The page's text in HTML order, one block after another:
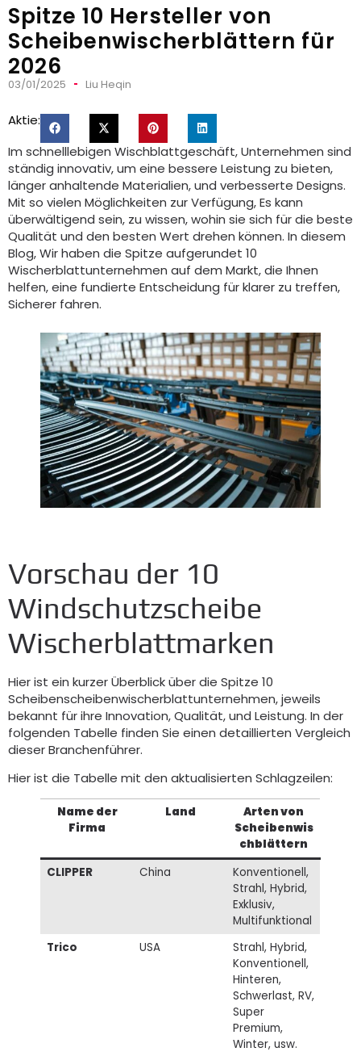
Spitze 10 Hersteller von
Scheibenwischerblättern für
2026
03/01/2025 Liu Heqin
Aktie:
Im schnelllebigen Wischblattgeschäft, Unternehmen sind
ständig innovativ, um eine bessere Leistung zu bieten,
länger anhaltende Materialien, und verbesserte Designs.
Mit so vielen Möglichkeiten zur Verfügung, Es kann
überwältigend sein, zu wissen, wohin sie sich für die beste
Qualität und den besten Wert drehen können. In diesem
Blog, Wir haben die Spitze aufgerundet 10
Wischerblattunternehmen auf dem Markt, die Ihnen
helfen, eine fundierte Entscheidung für klarer zu treffen,
Sicherer fahren.
Vorschau der 10
Windschutzscheibe
Wischerblattmarken
Hier ist ein kurzer Überblick über die Spitze 10
Scheibenscheibenwischerblattunternehmen, jeweils
bekannt für ihre Innovation, Qualität, und Leistung. In der
folgenden Tabelle finden Sie einen detaillierten Vergleich
dieser Branchenführer.
Hier ist die Tabelle mit den aktualisierten Schlagzeilen:
Name der
Firma
Land
Arten von
Scheibenwis
chblättern
CLIPPER
China
Konventionell,
Strahl, Hybrid,
Exklusiv,
Multifunktional
Trico
USA
Strahl, Hybrid,
Konventionell,
Hinteren,
Schwerlast, RV,
Super
Premium,
Winter, usw.